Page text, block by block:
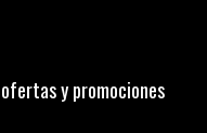
y promociones